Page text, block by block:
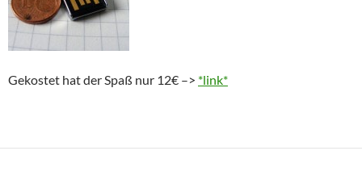
Gekostet hat der Spaß nur 12€ –> *link*